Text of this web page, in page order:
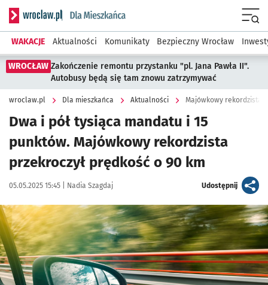
Serwis informacyjny wroclaw.pl podserwis: Dla mieszkańca
WAKACJE Aktualności Komunikaty Bezpieczny Wrocław
WROCŁAW Zakończenie remontu przystanku "pl. Jana Pawła II".
Autobusy będą się tam znowu zatrzymywać
wroclaw.pl Dla mieszkańca Aktualności Majówkowy rekordzista
Dwa i pół tysiąca mandatu i 15
punktów. Majówkowy rekordzista
przekroczył prędkość o 90 km
Data publikacji:
05.05.2025 15:45 | Autor:
Nadia Szagdaj Udostępnijartykuł
Kliknij, aby powiększyć